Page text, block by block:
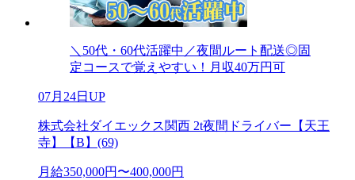
＼50代・60代活躍中／夜間ルート配送◎固
定コースで覚えやすい！月収40万円可
07月24日UP
株式会社ダイエックス関西 2t夜間ドライバー【天王
寺】【B】(69)
月給350,000円〜400,000円